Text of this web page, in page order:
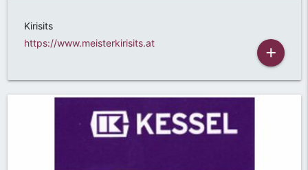
Kirisits
https://www.meisterkirisits.at
add